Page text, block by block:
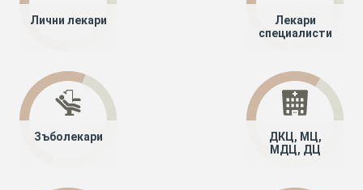
Лични лекари
Лекари
специалисти
Зъболекари
ДКЦ, МЦ,
МДЦ, ДЦ